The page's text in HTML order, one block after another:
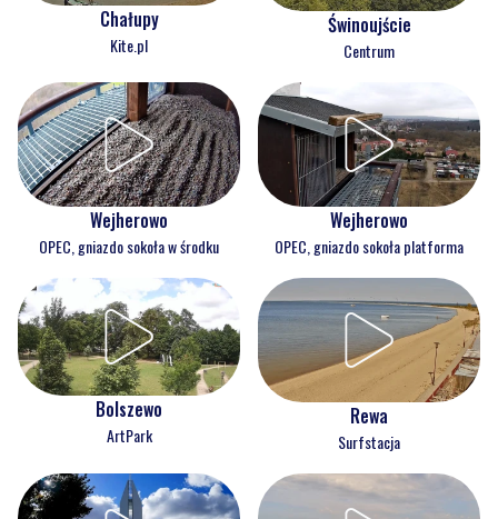
Chałupy
Kite.pl
Świnoujście
Centrum
Wejherowo
OPEC, gniazdo sokoła w środku
Wejherowo
OPEC, gniazdo sokoła platforma
Bolszewo
ArtPark
Rewa
Surfstacja